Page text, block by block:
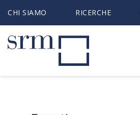
CHI SIAMO RICERCHE